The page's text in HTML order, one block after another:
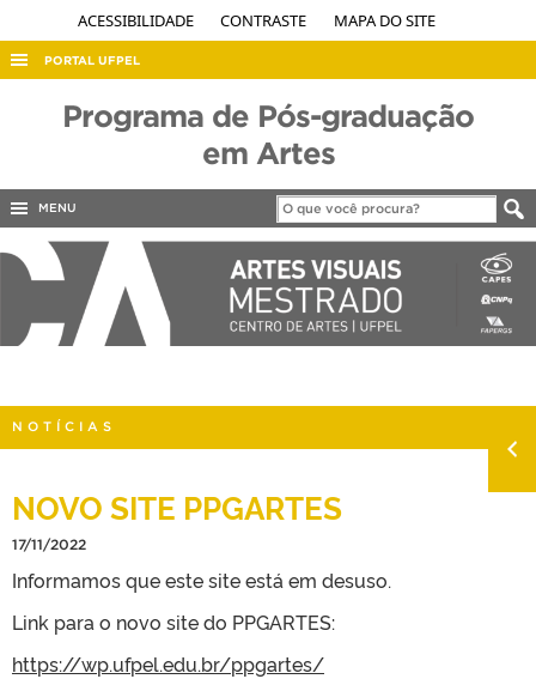
ACESSIBILIDADE CONTRASTE MAPA DO SITE
PORTAL UFPEL
EDITAIS
INTERNACIONAL
OUVIDORIA
TELEFONES
Programa de Pós-graduação
em Artes
MENU
NOTÍCIAS
NOVO SITE PPGARTES
17/11/2022
Informamos que este site está em desuso.
Link para o novo site do PPGARTES:
https://wp.ufpel.edu.br/ppgartes/